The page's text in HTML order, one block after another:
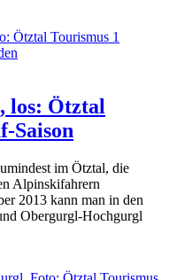
1
los: Ötztal
Saison
im Ötztal, die
Alpinskifahrern
2013 kann man in den
Obergurgl-Hochgurgl